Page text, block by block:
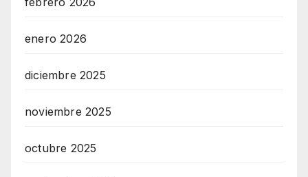
enero 2026
diciembre 2025
noviembre 2025
octubre 2025